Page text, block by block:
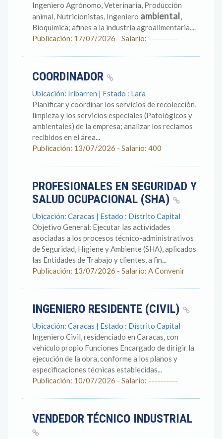
Ingeniero Agrónomo, Veterinaria, Producción
animal, Nutricionistas, Ingeniero ambiental,
Bioquímica; afines a la industria agroalimentaria....
Publicación: 17/07/2026 - Salario: ----------
COORDINADOR
Ubicación: Iribarren | Estado : Lara
Planificar y coordinar los servicios de recolección,
limpieza y los servicios especiales (Patológicos y
ambientales) de la empresa; analizar los reclamos
recibidos en el área...
Publicación: 13/07/2026 - Salario: 400
PROFESIONALES EN SEGURIDAD Y
SALUD OCUPACIONAL (SHA)
Ubicación: Caracas | Estado : Distrito Capital
Objetivo General: Ejecutar las actividades
asociadas a los procesos técnico-administrativos
de Seguridad, Higiene y Ambiente (SHA), aplicados
las Entidades de Trabajo y clientes, a fin...
Publicación: 13/07/2026 - Salario: A Convenir
INGENIERO RESIDENTE (CIVIL)
Ubicación: Caracas | Estado : Distrito Capital
Ingeniero Civil, residenciado en Caracas, con
vehículo propio Funciones Encargado de dirigir la
ejecución de la obra, conforme a los planos y
especificaciones técnicas establecidas...
Publicación: 10/07/2026 - Salario: ----------
VENDEDOR TÉCNICO INDUSTRIAL